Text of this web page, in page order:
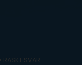
RASKT SVAR